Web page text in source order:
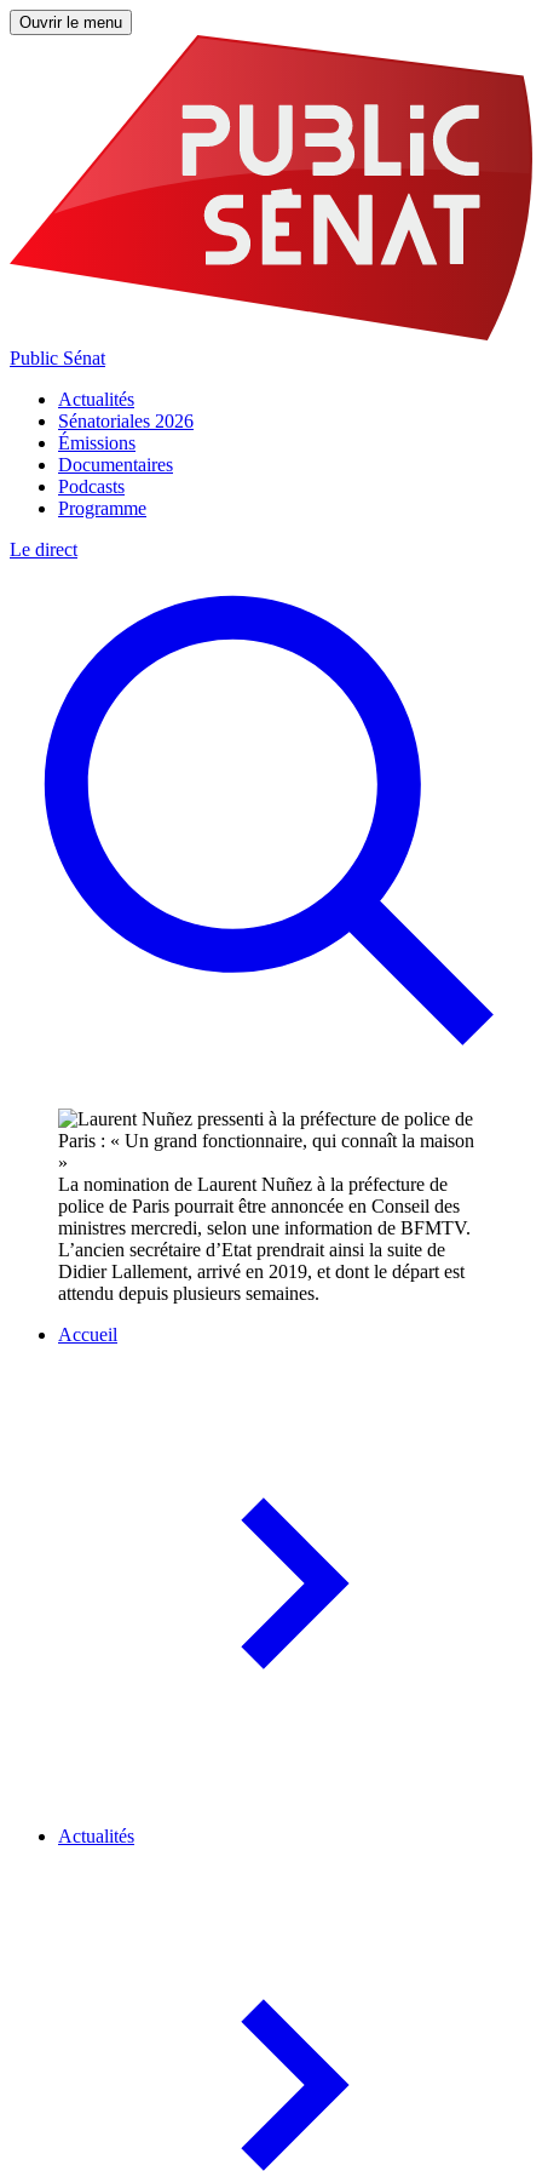
Ouvrir le menu
Public Sénat
Actualités
Sénatoriales 2026
Émissions
Documentaires
Podcasts
Programme
Le direct
La nomination de Laurent Nuñez à la préfecture de
police de Paris pourrait être annoncée en Conseil des
ministres mercredi, selon une information de BFMTV.
L’ancien secrétaire d’Etat prendrait ainsi la suite de
Didier Lallement, arrivé en 2019, et dont le départ est
attendu depuis plusieurs semaines.
Accueil
Actualités